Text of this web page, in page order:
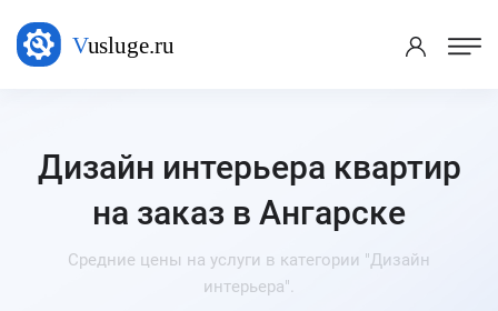
Дизайн интерьера квартир
на заказ в Ангарске
Средние цены на услуги в категории "Дизайн
интерьера".